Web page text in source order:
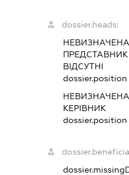
dossier.heads:
ПРЕДСТАВНИК
ВІДСУТНІ
dossier.position
КЕРІВНИК
dossier.position